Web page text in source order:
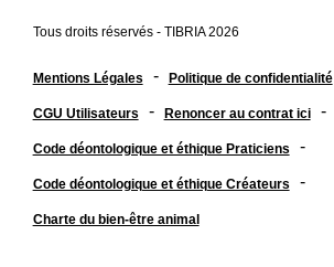
Tous droits réservés - TIBRIA 2026
Mentions Légales - Politique de confidentialité
CGU Utilisateurs - Renoncer au contrat ici -
Code déontologique et éthique Praticiens -
Code déontologique et éthique Créateurs -
Charte du bien-être animal